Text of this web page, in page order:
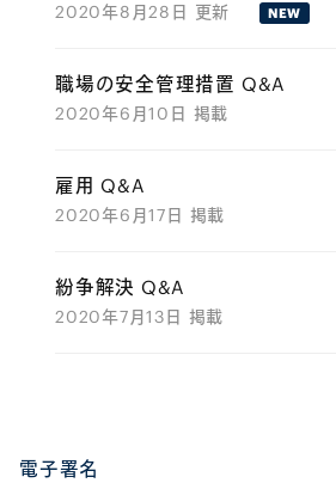
2020年8月28日 更新 NEW
職場の安全管理措置 Q&A
2020年6月10日 掲載
雇用 Q&A
2020年6月17日 掲載
紛争解決 Q&A
2020年7月13日 掲載
電子署名